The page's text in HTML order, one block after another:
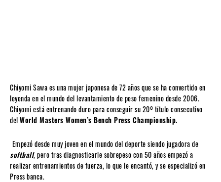
Chiyomi Sawa es una mujer japonesa de 72 años que se ha convertido en
leyenda en el mundo del levantamiento de peso femenino desde 2006.
Chiyomi está entrenando duro para conseguir su 20º título consecutivo
delWorld Masters Women’s Bench Press Championship.
Empezó desde muy joven en el mundo del deporte siendo jugadora de
softball, pero tras diagnosticarle sobrepeso con 50 años empezó a
realizar entrenamientos de fuerza, lo que le encantó, y se especializó en
Press banca.